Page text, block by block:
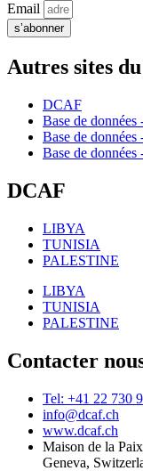
Email
s’abonner
Autres sites
DCAF
Base de
Base de données
Base de données
DCAF
LIBYA
TUNISIA
PALESTINE
LIBYA
TUNISIA
PALESTINE
Contacter
Tel: +41 22 730
info@dcaf.ch
www.dcaf.ch
Maison de la
Geneva,